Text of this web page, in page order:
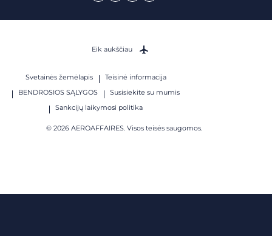
Svetainės žemėlapis
Teisinė informacija
BENDROSIOS SĄLYGOS
Susisiekite su mumis
Sankcijų laikymosi politika
© 2026 AEROAFFAIRES. Visos teisės saugomos.
Eik aukščiau